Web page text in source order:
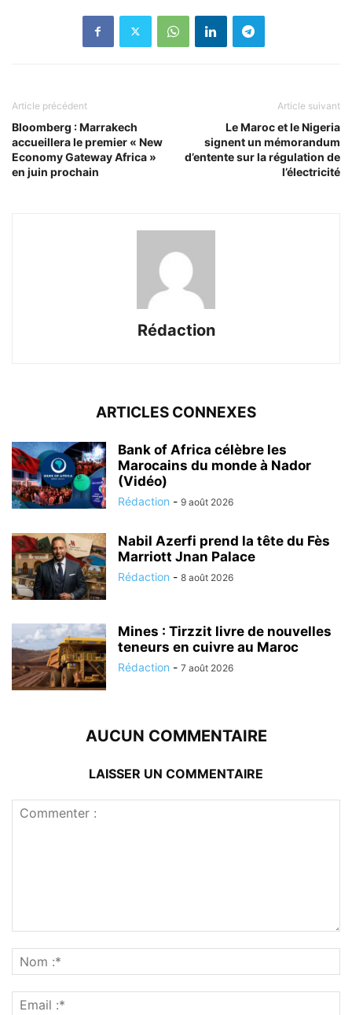
Article précédent
Bloomberg : Marrakech
accueillera le premier « New
Economy Gateway Africa »
en juin prochain
Article suivant
Le Maroc et le Nigeria
signent un mémorandum
d’entente sur la régulation de
l’électricité
Rédaction
ARTICLES CONNEXES
Bank of Africa célèbre les
Marocains du monde à Nador
(Vidéo)
Rédaction - 9 août 2026
Nabil Azerfi prend la tête du Fès
Marriott Jnan Palace
Rédaction - 8 août 2026
Mines : Tirzzit livre de nouvelles
teneurs en cuivre au Maroc
Rédaction - 7 août 2026
AUCUN COMMENTAIRE
LAISSER UN COMMENTAIRE